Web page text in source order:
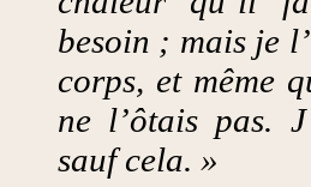
besoin ; mais je
corps, et même
ne l’ôtais pas.
sauf cela. »